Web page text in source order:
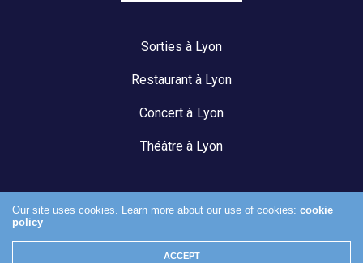
Sorties à Lyon
Restaurant à Lyon
Concert à Lyon
Théâtre à Lyon
Mentions légales
Our site uses cookies. Learn more about our use of cookies:cookie
policy
ACCEPT